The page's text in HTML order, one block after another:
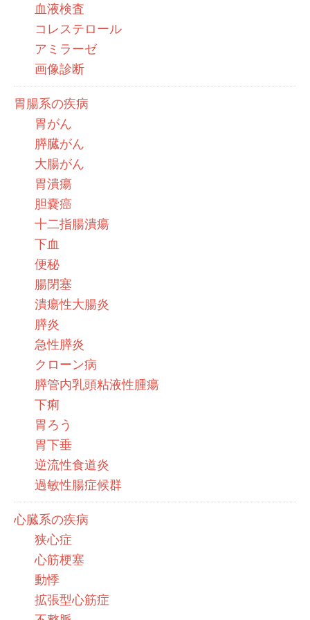
血液検査
コレステロール
アミラーゼ
画像診断
胃腸系の疾病
胃がん
膵臓がん
大腸がん
胃潰瘍
胆嚢癌
十二指腸潰瘍
下血
便秘
腸閉塞
潰瘍性大腸炎
膵炎
急性膵炎
クローン病
膵管内乳頭粘液性腫瘍
下痢
胃ろう
胃下垂
逆流性食道炎
過敏性腸症候群
心臓系の疾病
狭心症
心筋梗塞
動悸
拡張型心筋症